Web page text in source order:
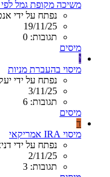
משיכה מקופת גמל לפי תיקון 190
נפתח על ידי
19/11/25
תגובות: 0
מיסים
י
מיסוי בהעברת מניות
נפתח על ידי
3/11/25
תגובות: 6
מיסים
ד
מיסוי IRA אמריקאי
נפתח על ידי
2/11/25
תגובות: 3